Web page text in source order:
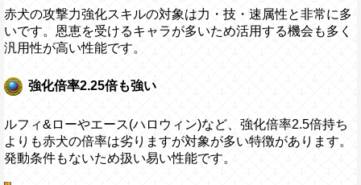
赤犬の攻撃力強化スキルの対象は力・技・速属性と非常に多
いです。恩恵を受けるキャラが多いため活用する機会も多く
汎用性が高い性能です。
強化倍率2.25倍も強い
ルフィ&ローやエース(ハロウィン)など、強化倍率2.5倍持ち
よりも赤犬の倍率は劣りますが対象が多い特徴があります。
発動条件もないため扱い易い性能です。